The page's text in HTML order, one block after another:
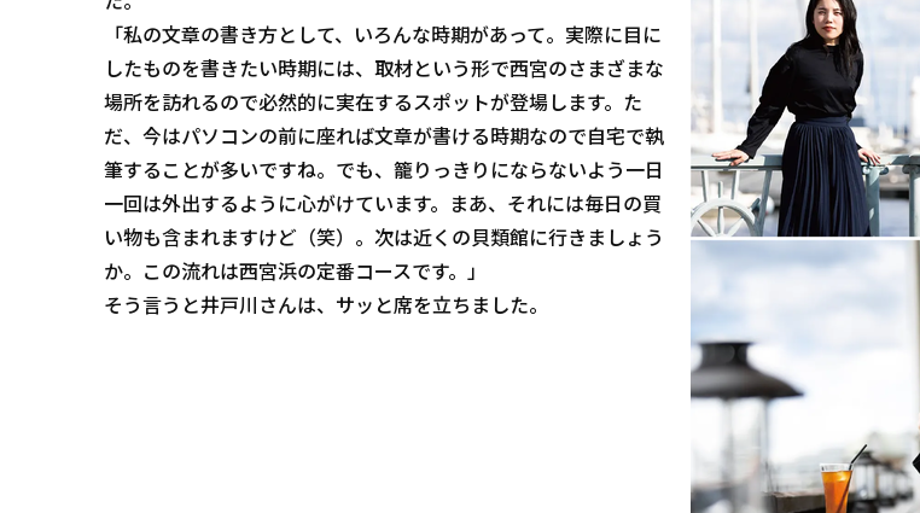
「私の文章の書き方として、いろんな時期があって。実際に目に
したものを書きたい時期には、取材という形で西宮のさまざまな
場所を訪れるので必然的に実在するスポットが登場します。た
だ、今はパソコンの前に座れば文章が書ける時期なので自宅で執
筆することが多いですね。でも、籠りっきりにならないよう一日
一回は外出するように心がけています。まあ、それには毎日の買
い物も含まれますけど（笑）。次は近くの貝類館に行きましょう
か。この流れは西宮浜の定番コースです。」
そう言うと井戸川さんは、サッと席を立ちました。